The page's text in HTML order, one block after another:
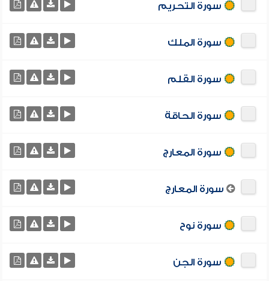
سورة التحريم
سورة الملك
سورة القلم
سورة الحاقة
سورة المعارج
سورة المعارج
سورة نوح
سورة الجن